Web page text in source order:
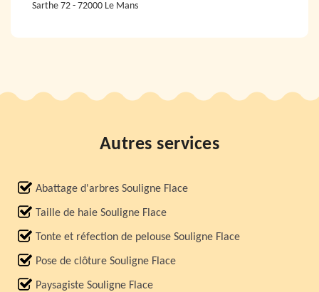
Sarthe 72 - 72000 Le Mans
Autres services
Abattage d'arbres Souligne Flace
Taille de haie Souligne Flace
Tonte et réfection de pelouse Souligne Flace
Pose de clôture Souligne Flace
Paysagiste Souligne Flace